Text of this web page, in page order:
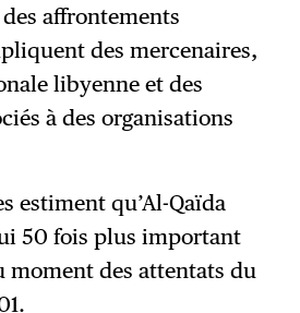
affrontements
des mercenaires,
libyenne et des
à des organisations
estiment qu’Al-Qaïda
50 fois plus important
moment des attentats du